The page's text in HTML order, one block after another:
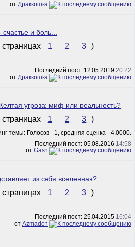
от Драккошка
и боль...
1 2 3 )
Последний пост: 12.05.2019 20:22
от Драккошка
угроза: миф или реальность?
1 2 3 )
Последний пост: 05.08.2016 14:58
от Gash
из себя вселенная?
1 2 3 )
Последний пост: 25.04.2015 16:04
от Azmadon